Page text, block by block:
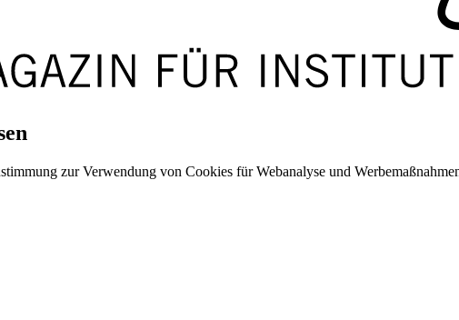
zur Verwendung von Cookies für Webanalyse und